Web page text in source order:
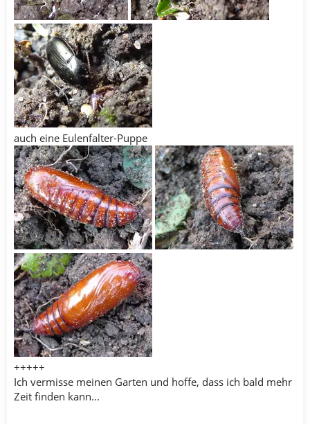
auch eine Eulenfalter-Puppe
+++++
Ich vermisse meinen Garten und hoffe, dass ich bald mehr
Zeit finden kann...